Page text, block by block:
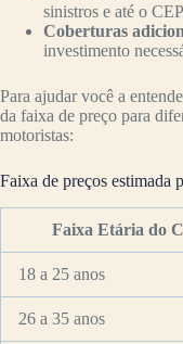
sinistros e até o
Coberturas
investimento
Para ajudar você a
da faixa de preço para
motoristas:
Faixa de preços
Faixa Etária do
18 a 25 anos
26 a 35 anos